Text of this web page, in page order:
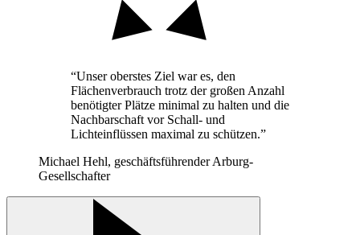
“Unser oberstes Ziel war es, den
Flächenverbrauch trotz der großen Anzahl
benötigter Plätze minimal zu halten und die
Nachbarschaft vor Schall- und
Lichteinflüssen maximal zu schützen.”
Michael Hehl, geschäftsführender Arburg-
Gesellschafter